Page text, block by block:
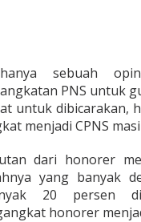
sebuah
PNS untuk
untuk dibicarakan,
menjadi CPNS
dari honorer
yang banyak
20 persen
honorer